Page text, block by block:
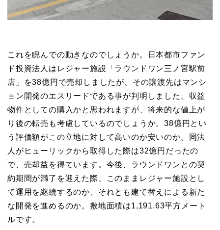
これを睨んでの動きなのでしょうか。日本都市ファン
ド投資法人はレジャー施設「ラウンドワン三ノ宮駅前
店」を38億円で売却しましたが、その譲渡先はマンシ
ョン開発のエスリードである事が判明しました。収益
物件としての購入かと思われますが、将来的な値上が
り後の転売も考慮しているのでしょうか。38億円とい
う評価額がこの立地に対して高いのか安いのか。同法
人がヒューリックから取得した際は32億円だったの
で、売却益を得ています。今後、ラウンドワンとの契
約期間が満了を迎えた際、このままレジャー施設とし
て運用を継続するのか、それとも建て替えによる新た
な開発を進めるのか。敷地面積は1,191.63平方メート
ルです。